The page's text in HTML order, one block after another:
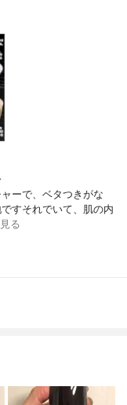
ーで、ベタつきがな
すそれでいて、肌の内
る